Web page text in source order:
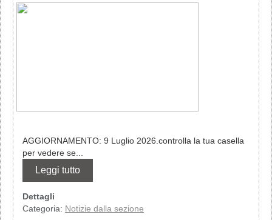
AGGIORNAMENTO: 9 Luglio 2026.controlla la tua casella
per vedere se...
Leggi tutto
Dettagli
Categoria: Notizie dalla sezione